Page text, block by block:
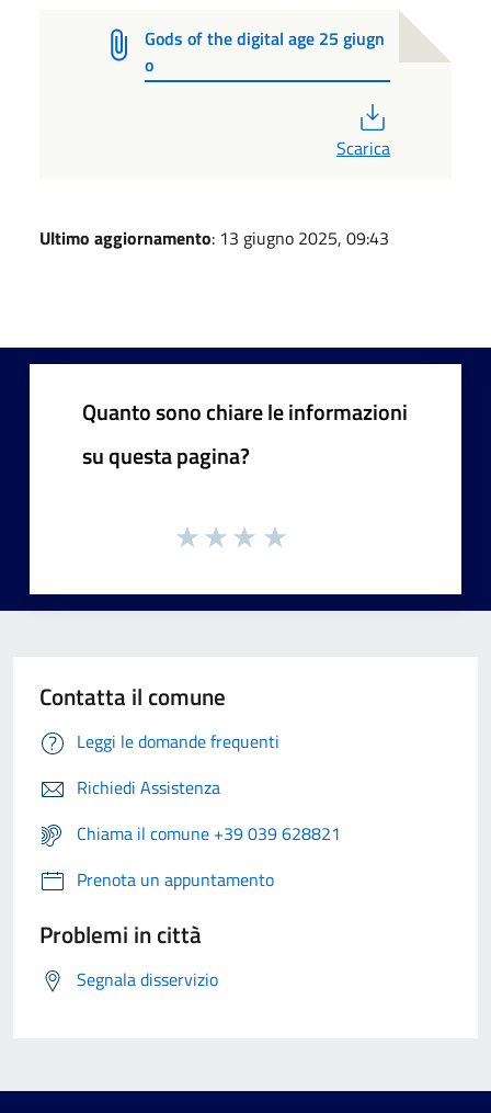
Gods of the digital age 25 giugn
o
Scarica
Ultimo aggiornamento: 13 giugno 2025, 09:43
Quanto sono chiare le informazioni
su questa pagina?
Contatta il comune
Leggi le domande frequenti
Richiedi Assistenza
Chiama il comune +39 039 628821
Prenota un appuntamento
Problemi in città
Segnala disservizio